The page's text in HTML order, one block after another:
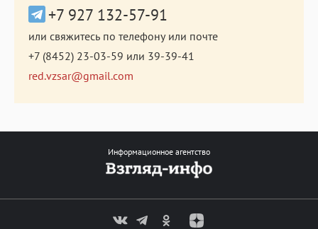
+7 927 132-57-91
или свяжитесь по телефону или почте
+7 (8452) 23-03-59 или 39-39-41
red.vzsar@gmail.com
Информационное агентство